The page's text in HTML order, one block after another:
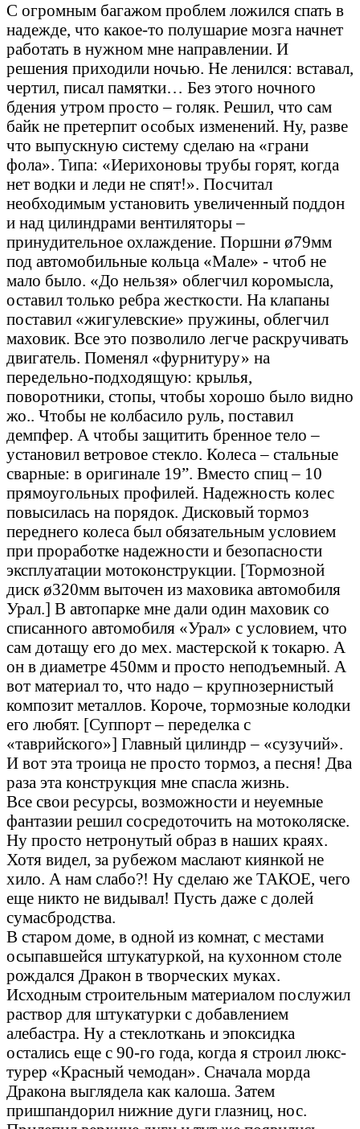
С огромным багажом проблем ложился спать в
надежде, что какое-то полушарие мозга начнет
работать в нужном мне направлении. И
решения приходили ночью. Не ленился: вставал,
чертил, писал памятки… Без этого ночного
бдения утром просто – голяк. Решил, что сам
байк не претерпит особых изменений. Ну, разве
что выпускную систему сделаю на «грани
фола». Типа: «Иерихоновы трубы горят, когда
нет водки и леди не спят!». Посчитал
необходимым установить увеличенный поддон
и над цилиндрами вентиляторы –
принудительное охлаждение. Поршни ø79мм
под автомобильные кольца «Мале» - чтоб не
мало было. «До нельзя» облегчил коромысла,
оставил только ребра жесткости. На клапаны
поставил «жигулевские» пружины, облегчил
маховик. Все это позволило легче раскручивать
двигатель. Поменял «фурнитуру» на
передельно-подходящую: крылья,
поворотники, стопы, чтобы хорошо было видно
жо.. Чтобы не колбасило руль, поставил
демпфер. А чтобы защитить бренное тело –
установил ветровое стекло. Колеса – стальные
сварные: в оригинале 19”. Вместо спиц – 10
прямоугольных профилей. Надежность колес
повысилась на порядок. Дисковый тормоз
переднего колеса был обязательным условием
при проработке надежности и безопасности
эксплуатации мотоконструкции. [Тормозной
диск ø320мм выточен из маховика автомобиля
Урал.] В автопарке мне дали один маховик со
списанного автомобиля «Урал» с условием, что
сам дотащу его до мех. мастерской к токарю. А
он в диаметре 450мм и просто неподъемный. А
вот материал то, что надо – крупнозернистый
композит металлов. Короче, тормозные колодки
его любят. [Суппорт – переделка с
«таврийского»] Главный цилиндр – «сузучий».
И вот эта троица не просто тормоз, а песня! Два
раза эта конструкция мне спасла жизнь.
Все свои ресурсы, возможности и неуемные
фантазии решил сосредоточить на мотоколяске.
Ну просто нетронутый образ в наших краях.
Хотя видел, за рубежом маслают киянкой не
хило. А нам слабо?! Ну сделаю же ТАКОЕ, чего
еще никто не видывал! Пусть даже с долей
сумасбродства.
В старом доме, в одной из комнат, с местами
осыпавшейся штукатуркой, на кухонном столе
рождался Дракон в творческих муках.
Исходным строительным материалом послужил
раствор для штукатурки с добавлением
алебастра. Ну а стеклоткань и эпоксидка
остались еще с 90-го года, когда я строил люкс-
турер «Красный чемодан». Сначала морда
Дракона выглядела как калоша. Затем
пришпандорил нижние дуги глазниц, нос.